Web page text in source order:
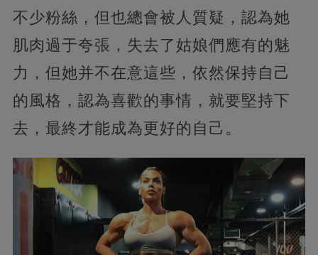
不少粉絲，但也總會被人質疑，認為她
肌肉過于夸張，失去了姑娘們應有的魅
力，但她并不在意這些，依然保持自己
的風格，認為喜歡的事情，就要堅持下
去，最終才能成為更好的自己。